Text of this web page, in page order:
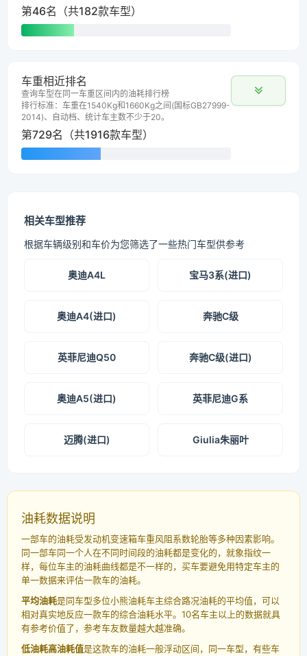
第46名（共182款车型）
车重相近排名
查询车型在同一车重区间内的油耗排行榜
排行标准：车重在1540Kg和1660Kg之间(国标GB27999-
2014)、自动档、统计车主数不少于20。
第729名（共1916款车型）
相关车型推荐
根据车辆级别和车价为您筛选了一些热门车型供参考
奥迪A4L 宝马3系(进口)
奥迪A4(进口) 奔驰C级
英菲尼迪Q50 奔驰C级(进口)
奥迪A5(进口) 英菲尼迪G系
迈腾(进口) Giulia朱丽叶
油耗数据说明
一部车的油耗受发动机变速箱车重风阻系数轮胎等多种因素影响。
同一部车同一个人在不同时间段的油耗都是变化的，就象指纹一
样，每位车主的油耗曲线都是不一样的，买车要避免用特定车主的
单一数据来评估一款车的油耗。
平均油耗是同车型多位小熊油耗车主综合路况油耗的平均值，可以
相对真实地反应一款车的综合油耗水平。10名车主以上的数据就具
有参考价值了，参考车友数量越大越准确。
低油耗高油耗值是这款车的油耗一般浮动区间，同一车型，有些车